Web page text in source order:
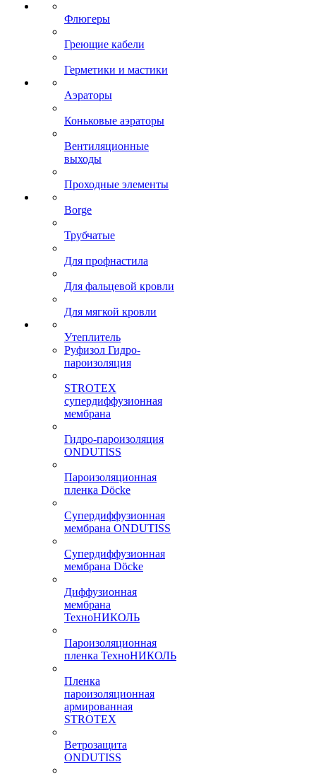
Флюгеры
Греющие кабели
Герметики и мастики
Аэраторы
Коньковые аэраторы
Вентиляционные
выходы
Проходные элементы
Borge
Трубчатые
Для профнастила
Для фальцевой кровли
Для мягкой кровли
Утеплитель
Руфизол Гидро-
пароизоляция
STROTEX
супердиффузионная
мембрана
Гидро-пароизоляция
ONDUTISS
Пароизоляционная
пленка Döcke
Супердиффузионная
мембрана ONDUTISS
Супердиффузионная
мембрана Döcke
Диффузионная
мембрана
ТехноНИКОЛЬ
Пароизоляционная
пленка ТехноНИКОЛЬ
Пленка
пароизоляционная
армированная
STROTEX
Ветрозащита
ONDUTISS